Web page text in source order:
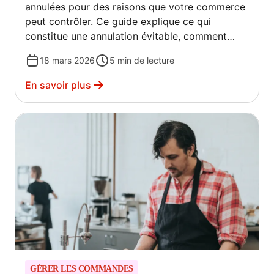
annulées pour des raisons que votre commerce
peut contrôler. Ce guide explique ce qui
constitue une annulation évitable, comment
pour le réduire.
18 mars 2026 5 min de lecture
En savoir plus
GÉRER LES COMMANDES